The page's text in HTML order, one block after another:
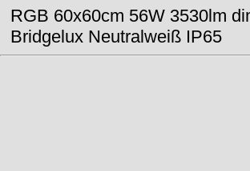
RGB 60x60cm 56W 3530lm
Bridgelux Neutralweiß IP65